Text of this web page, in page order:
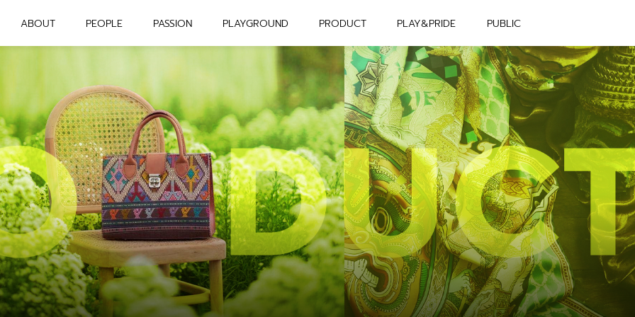
ABOUT PEOPLE PASSION PLAYGROUND PRODUCT PLAY&PRIDE PUBLIC